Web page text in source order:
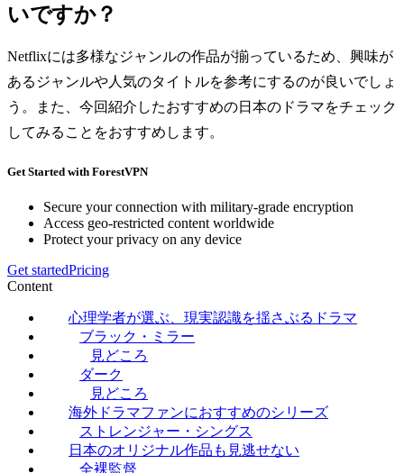
いですか？
Netflixには多様なジャンルの作品が揃っているため、興味が
あるジャンルや人気のタイトルを参考にするのが良いでしょ
う。また、今回紹介したおすすめの日本のドラマをチェック
してみることをおすすめします。
Get Started with ForestVPN
Secure your connection with military-grade encryption
Access geo-restricted content worldwide
Protect your privacy on any device
Get startedPricing
Content
心理学者が選ぶ、現実認識を揺さぶるドラマ
ブラック・ミラー
見どころ
ダーク
見どころ
海外ドラマファンにおすすめのシリーズ
ストレンジャー・シングス
日本のオリジナル作品も見逃せない
全裸監督